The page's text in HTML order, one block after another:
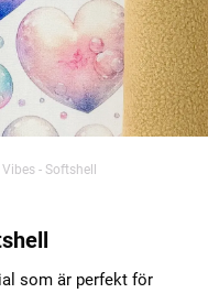
- Softshell
som är perfekt för